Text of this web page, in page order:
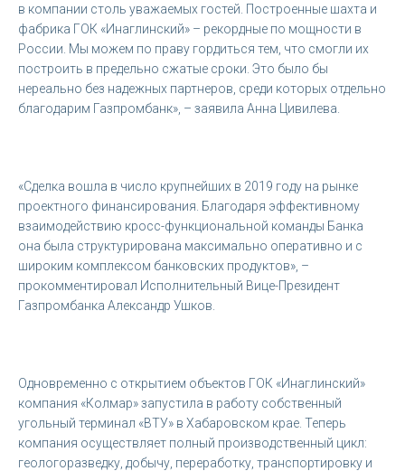
в компании столь уважаемых гостей. Построенные шахта и
фабрика ГОК «Инаглинский» – рекордные по мощности в
России. Мы можем по праву гордиться тем, что смогли их
построить в предельно сжатые сроки. Это было бы
нереально без надежных партнеров, среди которых отдельно
благодарим Газпромбанк», – заявила Анна Цивилева.
«Сделка вошла в число крупнейших в 2019 году на рынке
проектного финансирования. Благодаря эффективному
взаимодействию кросс-функциональной команды Банка
она была структурирована максимально оперативно и с
широким комплексом банковских продуктов», –
прокомментировал Исполнительный Вице-Президент
Газпромбанка Александр Ушков.
Одновременно с открытием объектов ГОК «Инаглинский»
компания «Колмар» запустила в работу собственный
угольный терминал «ВТУ» в Хабаровском крае. Теперь
компания осуществляет полный производственный цикл:
геологоразведку, добычу, переработку, транспортировку и